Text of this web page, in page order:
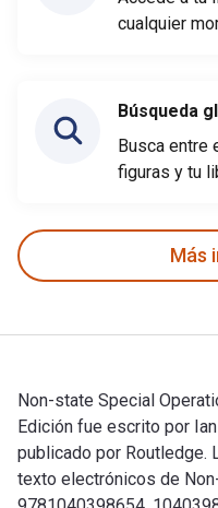
cualquier
Búsqueda
Busca entre
figuras y tu
Más
Non-state Special
Edición fue escrito por
publicado por Routledge.
texto electrónicos de